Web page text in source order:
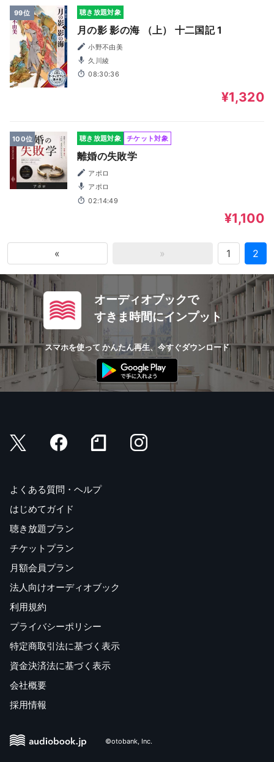
99位 聴き放題対象
月の影 影の海 （上） 十二国記 1
小野不由美
久川綾
08:30:36
¥1,320
100位 聴き放題対象 チケット対象
離婚の失敗学
アポロ
アポロ
02:14:49
¥1,100
« » 1 2
オーディオブックで
すきま時間にインプット
スマホを使って かんたん再生、今すぐダウンロード
よくある質問・ヘルプ
はじめてガイド
聴き放題プラン
チケットプラン
月額会員プラン
法人向けオーディオブック
利用規約
プライバシーポリシー
特定商取引法に基づく表示
資金決済法に基づく表示
会社概要
採用情報
©otobank, Inc.